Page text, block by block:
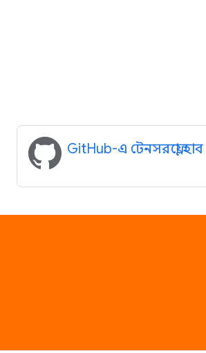
GitHub-এ টেনসরফ্লো হাব